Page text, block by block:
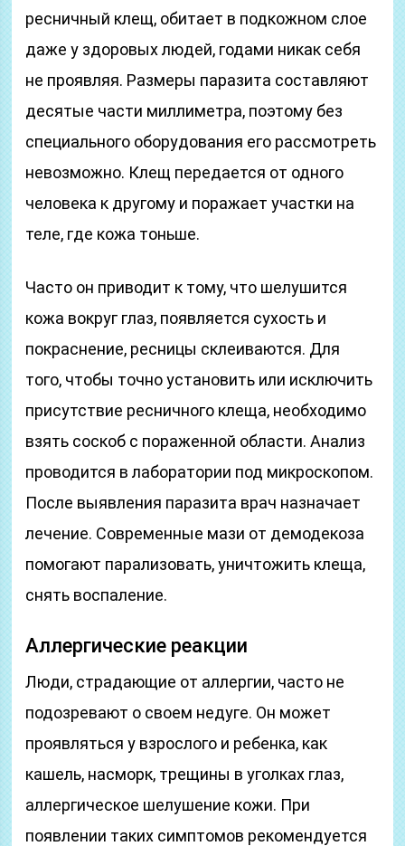
ресничный клещ, обитает в подкожном слое
даже у здоровых людей, годами никак себя
не проявляя. Размеры паразита составляют
десятые части миллиметра, поэтому без
специального оборудования его рассмотреть
невозможно. Клещ передается от одного
человека к другому и поражает участки на
теле, где кожа тоньше.
Часто он приводит к тому, что шелушится
кожа вокруг глаз, появляется сухость и
покраснение, ресницы склеиваются. Для
того, чтобы точно установить или исключить
присутствие ресничного клеща, необходимо
взять соскоб с пораженной области. Анализ
проводится в лаборатории под микроскопом.
После выявления паразита врач назначает
лечение. Современные мази от демодекоза
помогают парализовать, уничтожить клеща,
снять воспаление.
Аллергические реакции
Люди, страдающие от аллергии, часто не
подозревают о своем недуге. Он может
проявляться у взрослого и ребенка, как
кашель, насморк, трещины в уголках глаз,
аллергическое шелушение кожи. При
появлении таких симптомов рекомендуется